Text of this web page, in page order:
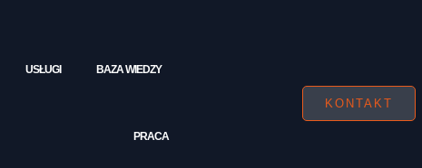
KONTAKT
USŁUGI BAZA WIEDZY
PRACA